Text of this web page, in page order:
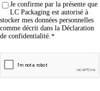
Je confirme par la présente que
LC Packaging est autorisé à
stocker mes données personnelles
comme décrit dans la Déclaration
de confidentialité.*